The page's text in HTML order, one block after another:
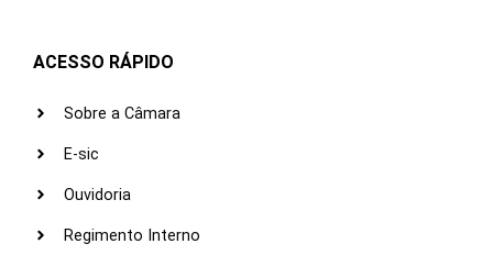
ACESSO RÁPIDO
Sobre a Câmara
E-sic
Ouvidoria
Regimento Interno